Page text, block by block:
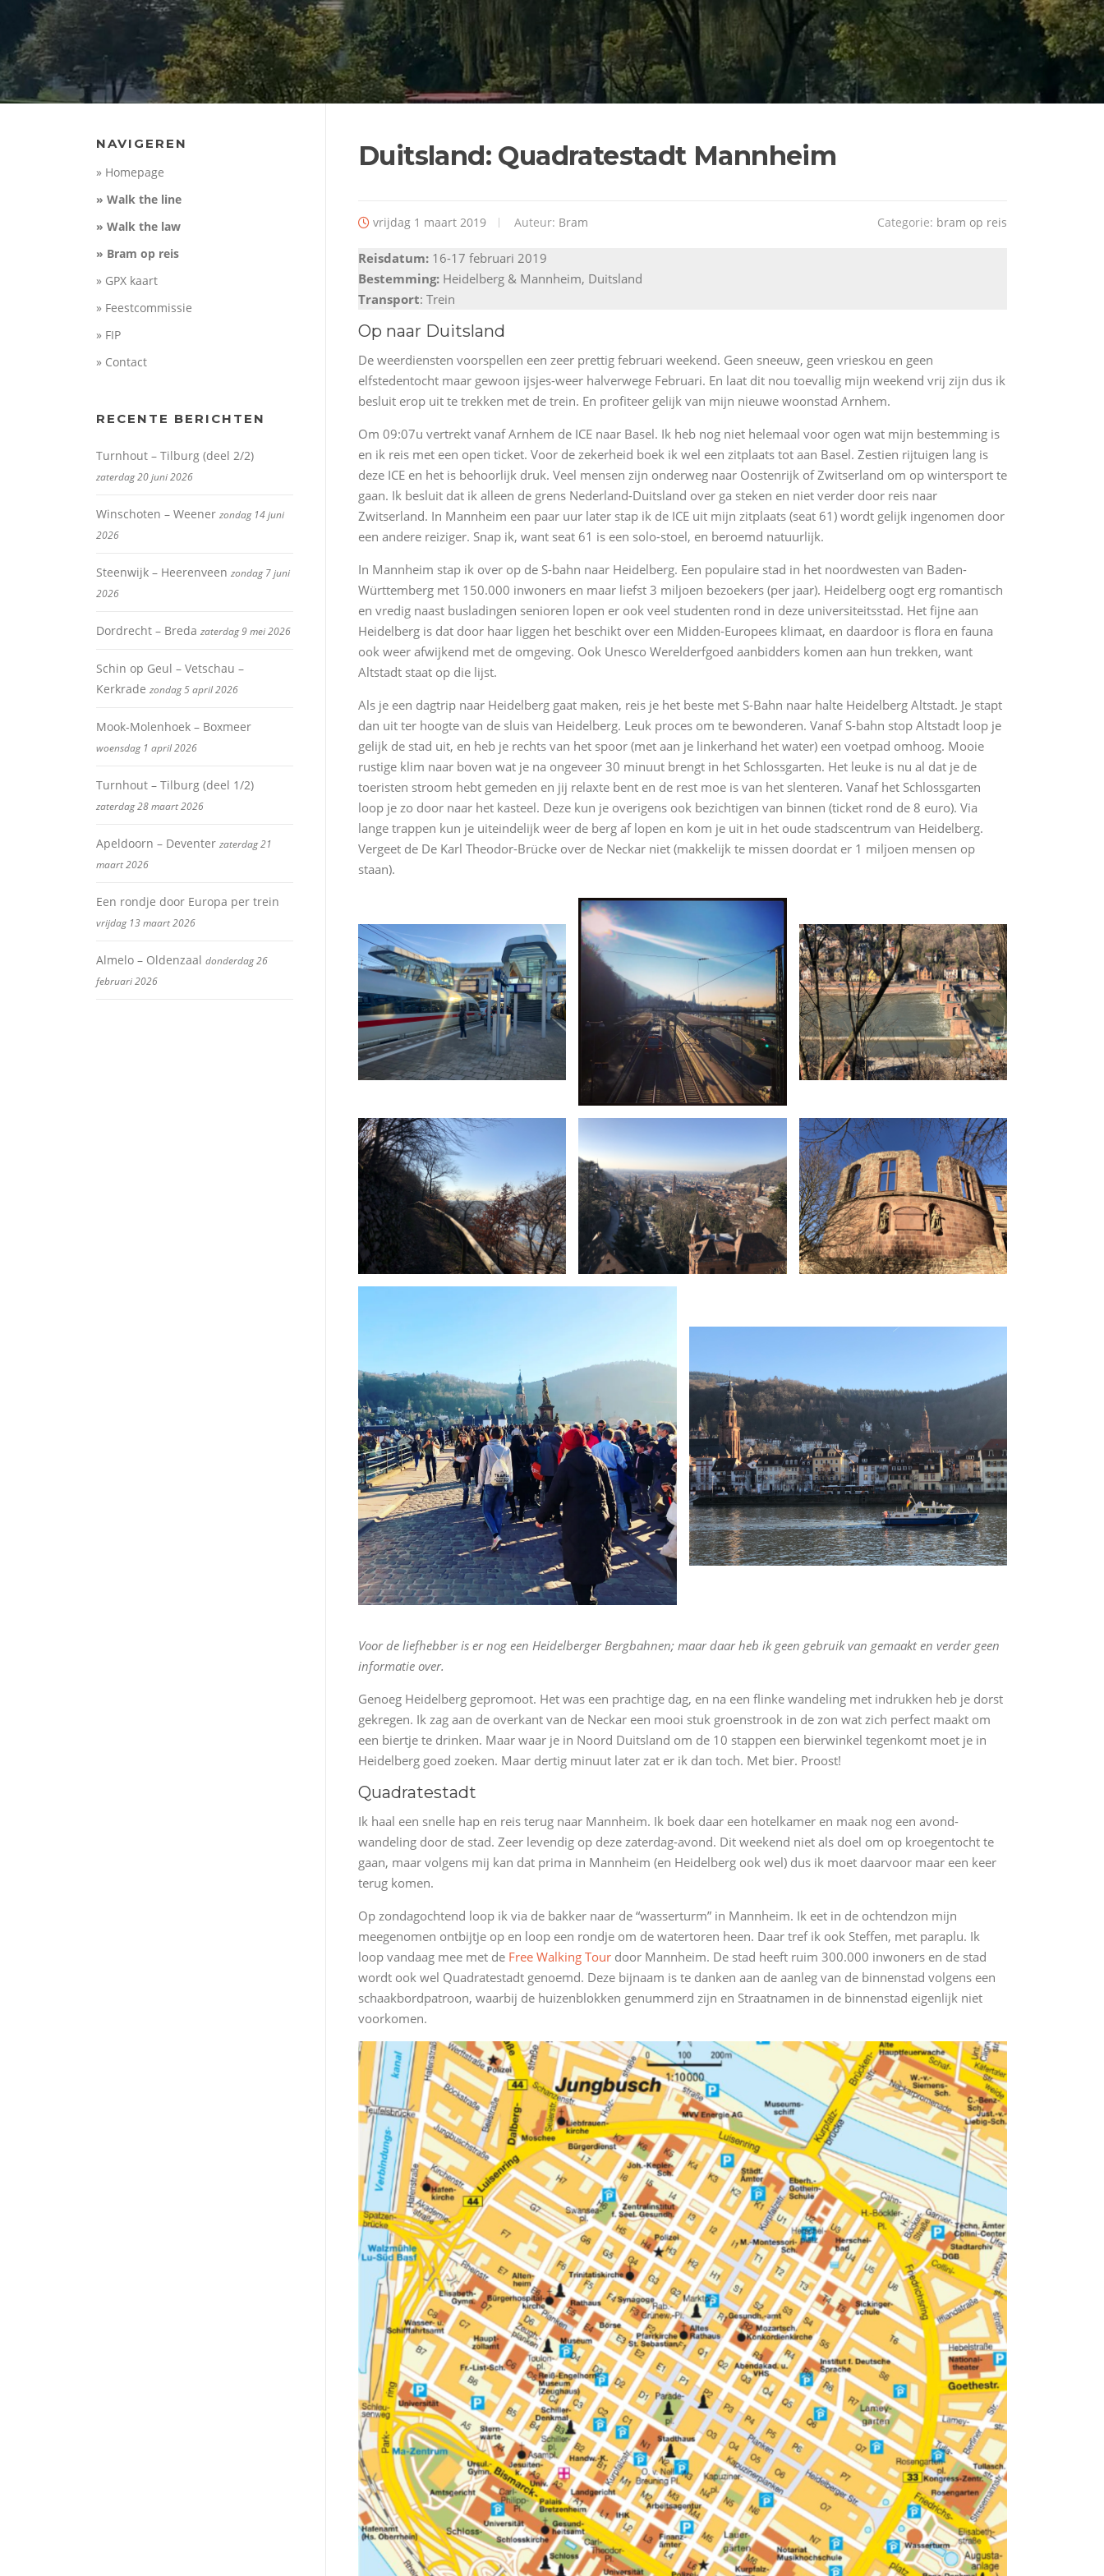
Duitsland: Quadratestadt Mannheim
vrijdag 1 maart 2019 Auteur: Bram Categorie: bram op reis
Reisdatum: 16-17 februari 2019
Bestemming: Heidelberg & Mannheim, Duitsland
Transport: Trein
Op naar Duitsland
De weerdiensten voorspellen een zeer prettig februari weekend. Geen sneeuw, geen vrieskou en geen
elfstedentocht maar gewoon ijsjes-weer halverwege Februari. En laat dit nou toevallig mijn weekend vrij zijn dus ik
besluit erop uit te trekken met de trein. En profiteer gelijk van mijn nieuwe woonstad Arnhem.
Om 09:07u vertrekt vanaf Arnhem de ICE naar Basel. Ik heb nog niet helemaal voor ogen wat mijn bestemming is
en ik reis met een open ticket. Voor de zekerheid boek ik wel een zitplaats tot aan Basel. Zestien rijtuigen lang is
deze ICE en het is behoorlijk druk. Veel mensen zijn onderweg naar Oostenrijk of Zwitserland om op wintersport te
gaan. Ik besluit dat ik alleen de grens Nederland-Duitsland over ga steken en niet verder door reis naar
Zwitserland. In Mannheim een paar uur later stap ik de ICE uit mijn zitplaats (seat 61) wordt gelijk ingenomen door
een andere reiziger. Snap ik, want seat 61 is een solo-stoel, en beroemd natuurlijk.
In Mannheim stap ik over op de S-bahn naar Heidelberg. Een populaire stad in het noordwesten van Baden-
Württemberg met 150.000 inwoners en maar liefst 3 miljoen bezoekers (per jaar). Heidelberg oogt erg romantisch
en vredig naast busladingen senioren lopen er ook veel studenten rond in deze universiteitsstad. Het fijne aan
Heidelberg is dat door haar liggen het beschikt over een Midden-Europees klimaat, en daardoor is flora en fauna
ook weer afwijkend met de omgeving. Ook Unesco Werelderfgoed aanbidders komen aan hun trekken, want
Altstadt staat op die lijst.
Als je een dagtrip naar Heidelberg gaat maken, reis je het beste met S-Bahn naar halte Heidelberg Altstadt. Je stapt
dan uit ter hoogte van de sluis van Heidelberg. Leuk proces om te bewonderen. Vanaf S-bahn stop Altstadt loop je
gelijk de stad uit, en heb je rechts van het spoor (met aan je linkerhand het water) een voetpad omhoog. Mooie
rustige klim naar boven wat je na ongeveer 30 minuut brengt in het Schlossgarten. Het leuke is nu al dat je de
toeristen stroom hebt gemeden en jij relaxte bent en de rest moe is van het slenteren. Vanaf het Schlossgarten
loop je zo door naar het kasteel. Deze kun je overigens ook bezichtigen van binnen (ticket rond de 8 euro). Via
lange trappen kun je uiteindelijk weer de berg af lopen en kom je uit in het oude stadscentrum van Heidelberg.
Vergeet de De Karl Theodor-Brücke over de Neckar niet (makkelijk te missen doordat er 1 miljoen mensen op
staan).
Voor de liefhebber is er nog een Heidelberger Bergbahnen; maar daar heb ik geen gebruik van gemaakt en verder geen
informatie over.
Genoeg Heidelberg gepromoot. Het was een prachtige dag, en na een flinke wandeling met indrukken heb je dorst
gekregen. Ik zag aan de overkant van de Neckar een mooi stuk groenstrook in de zon wat zich perfect maakt om
een biertje te drinken. Maar waar je in Noord Duitsland om de 10 stappen een bierwinkel tegenkomt moet je in
Heidelberg goed zoeken. Maar dertig minuut later zat er ik dan toch. Met bier. Proost!
Quadratestadt
Ik haal een snelle hap en reis terug naar Mannheim. Ik boek daar een hotelkamer en maak nog een avond-
wandeling door de stad. Zeer levendig op deze zaterdag-avond. Dit weekend niet als doel om op kroegentocht te
gaan, maar volgens mij kan dat prima in Mannheim (en Heidelberg ook wel) dus ik moet daarvoor maar een keer
terug komen.
Op zondagochtend loop ik via de bakker naar de “wasserturm” in Mannheim. Ik eet in de ochtendzon mijn
meegenomen ontbijtje op en loop een rondje om de watertoren heen. Daar tref ik ook Steffen, met paraplu. Ik
loop vandaag mee met de Free Walking Tour door Mannheim. De stad heeft ruim 300.000 inwoners en de stad
wordt ook wel Quadratestadt genoemd. Deze bijnaam is te danken aan de aanleg van de binnenstad volgens een
schaakbordpatroon, waarbij de huizenblokken genummerd zijn en Straatnamen in de binnenstad eigenlijk niet
voorkomen.
NAVIGEREN
» Homepage
» Walk the line
» Walk the law
» Bram op reis
» GPX kaart
» Feestcommissie
» FIP
» Contact
RECENTE BERICHTEN
Turnhout – Tilburg (deel 2/2)
zaterdag 20 juni 2026
Winschoten – Weener zondag 14 juni
2026
Steenwijk – Heerenveen zondag 7 juni
2026
Dordrecht – Breda zaterdag 9 mei 2026
Schin op Geul – Vetschau –
Kerkrade zondag 5 april 2026
Mook-Molenhoek – Boxmeer
woensdag 1 april 2026
Turnhout – Tilburg (deel 1/2)
zaterdag 28 maart 2026
Apeldoorn – Deventer zaterdag 21
maart 2026
Een rondje door Europa per trein
vrijdag 13 maart 2026
Almelo – Oldenzaal donderdag 26
februari 2026